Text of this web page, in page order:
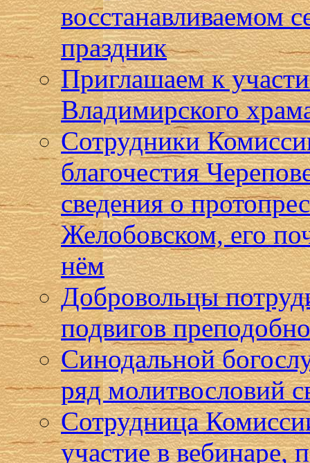
восстанавливаемом
праздник
Приглашаем к
Владимирского
Сотрудники
благочестия
сведения о
Желобовском, его
нём
Добровольцы
подвигов
Синодальной
ряд молитвословий
Сотрудница
участие в